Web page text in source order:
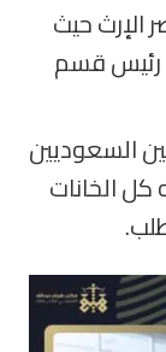
الإرث حيث
رئيس قسم
السعوديين
كل الخانات